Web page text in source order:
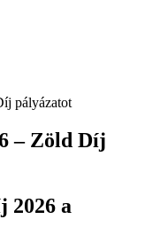
pályázatot
– Zöld Díj
2026 a